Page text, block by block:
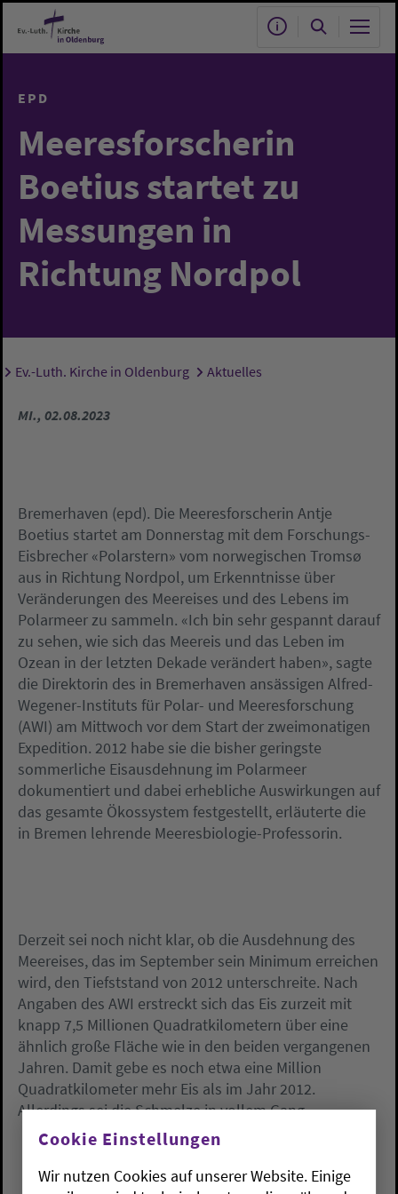
Zum Hauptinhalt springen
EPD
Meeresforscherin
Boetius startet zu
Messungen in
Richtung Nordpol
Sie sind hier:
Ev.-Luth. Kirche in Oldenburg Aktuelles
MI., 02.08.2023
Bremerhaven (epd). Die Meeresforscherin Antje
Boetius startet am Donnerstag mit dem Forschungs-
Eisbrecher «Polarstern» vom norwegischen Tromsø
aus in Richtung Nordpol, um Erkenntnisse über
Veränderungen des Meereises und des Lebens im
Polarmeer zu sammeln. «Ich bin sehr gespannt darauf
zu sehen, wie sich das Meereis und das Leben im
Ozean in der letzten Dekade verändert haben», sagte
die Direktorin des in Bremerhaven ansässigen Alfred-
Wegener-Instituts für Polar- und Meeresforschung
(AWI) am Mittwoch vor dem Start der zweimonatigen
Expedition. 2012 habe sie die bisher geringste
sommerliche Eisausdehnung im Polarmeer
dokumentiert und dabei erhebliche Auswirkungen auf
das gesamte Ökossystem festgestellt, erläuterte die
in Bremen lehrende Meeresbiologie-Professorin.
Derzeit sei noch nicht klar, ob die Ausdehnung des
Meereises, das im September sein Minimum erreichen
wird, den Tiefststand von 2012 unterschreite. Nach
Angaben des AWI erstreckt sich das Eis zurzeit mit
knapp 7,5 Millionen Quadratkilometern über eine
ähnlich große Fläche wie in den beiden vergangenen
Jahren. Damit gebe es noch etwa eine Million
Quadratkilometer mehr Eis als im Jahr 2012.
Allerdings sei die Schmelze in vollem Gang.
Cookie Einstellungen
Wir nutzen Cookies auf unserer Website. Einige